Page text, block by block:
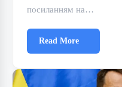
посиланням на…
Read More